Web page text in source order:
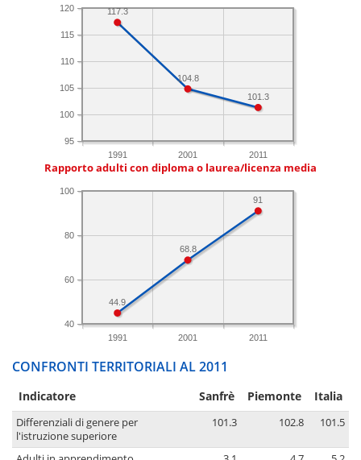
1991 2001 2011
95
100
105
110
115
120
101.3
104.8
117.3
Rapporto adulti con diploma o laurea/licenza media
1991 2001 2011
40
60
80
100
91
68.8
44.9
CONFRONTI TERRITORIALI AL 2011
Indicatore Sanfrè Piemonte Italia
Differenziali di genere per
l'istruzione superiore
101.3 102.8 101.5